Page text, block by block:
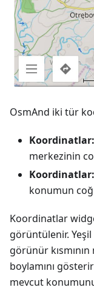
OsmAnd iki tür
merkezinin
konumun
Koordinatlar
görüntülenir.
görünür
boylamını
mevcut